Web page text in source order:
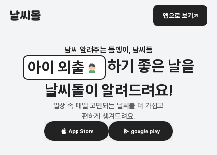
앱으로 보기
날씨 알려주는 돌멩이, 날씨돌
강아지 산책
아이 외출
골프
빨래
세차
러닝
하기 좋은 날을
날씨돌이 알려드려요!
일상 속 매일 고민되는 날씨를 더 가깝고
편하게 챙겨드려요.